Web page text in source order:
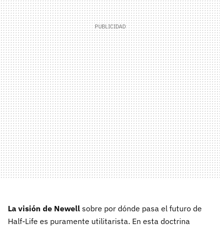
La visión de Newell sobre por dónde pasa el futuro de
Half-Life es puramente utilitarista. En esta doctrina